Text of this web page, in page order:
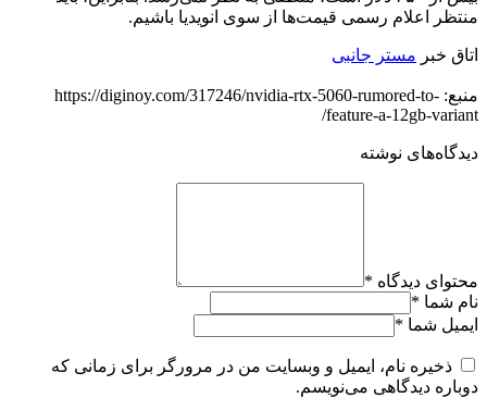
منتظر اعلام رسمی قیمت‌ها از سوی انویدیا باشیم.
اتاق خبر مستر جانبی
منبع: https://diginoy.com/317246/nvidia-rtx-5060-rumored-to-
feature-a-12gb-variant/
دیدگاه‌های نوشته
محتوای دیدگاه *
نام شما *
ایمیل شما *
ذخیره نام، ایمیل و وبسایت من در مرورگر برای زمانی که
دوباره دیدگاهی می‌نویسم.